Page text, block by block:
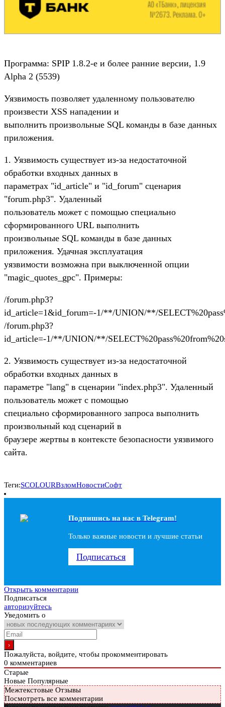
Программа: SPIP 1.8.2-e и более ранние версии, 1.9
Alpha 2 (5539)
Уязвимость позволяет удаленному пользователю
произвести XSS нападении и
выполнить произвольные SQL команды в базе данных
приложения.
1. Уязвимость существует из-за недостаточной
обработки входных данных в
параметрах "id_article" и "id_forum" сценария
"forum.php3". Удаленный
пользователь может с помощью специально
сформированного URL выполнить
произвольные SQL команды в базе данных
приложения. Удачная эксплуатация
уязвимости возможна при выключенной опции
"magic_quotes_gpc". Примеры:
/forum.php3?
id_article=1&id_forum=-1/**/UNION/**/
/forum.php3?
id_article=-1/**/UNION/**/
2. Уязвимость существует из-за недостаточной
обработки входных данных в
параметре "lang" в сценарии "index.php3". Удаленный
пользователь может с помощью
специально сформированного запроса выполнить
произвольный код сценарий в
браузере жертвы в контексте безопасности уязвимого
сайта.
Теги:SCOLOURВзломНовостиСофт
Подпишись на наc в Telegram!
Только важные новости и лучшие статьи
Подписаться
Открыть комментарии
Подписаться
авторизуйтесь
Уведомить о
Пожалуйста, войдите, чтобы прокомментировать
0 комментариев
Старые
Новые Популярные
Межтекстовые Отзывы
Посмотреть все комментарии